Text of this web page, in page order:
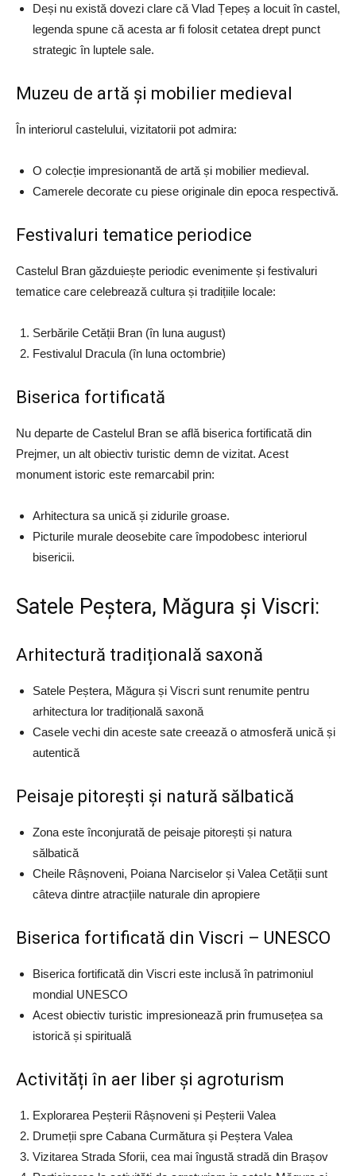
Deși nu există dovezi clare că Vlad Țepeș a locuit în castel,
legenda spune că acesta ar fi folosit cetatea drept punct
strategic în luptele sale.
Muzeu de artă și mobilier medieval
În interiorul castelului, vizitatorii pot admira:
O colecție impresionantă de artă și mobilier medieval.
Camerele decorate cu piese originale din epoca respectivă.
Festivaluri tematice periodice
Castelul Bran găzduiește periodic evenimente și festivaluri
tematice care celebrează cultura și tradițiile locale:
Serbările Cetății Bran (în luna august)
Festivalul Dracula (în luna octombrie)
Biserica fortificată
Nu departe de Castelul Bran se află biserica fortificată din
Prejmer, un alt obiectiv turistic demn de vizitat. Acest
monument istoric este remarcabil prin:
Arhitectura sa unică și zidurile groase.
Picturile murale deosebite care împodobesc interiorul
bisericii.
Satele Peștera, Măgura și Viscri:
Arhitectură tradițională saxonă
Satele Peștera, Măgura și Viscri sunt renumite pentru
arhitectura lor tradițională saxonă
Casele vechi din aceste sate creează o atmosferă unică și
autentică
Peisaje pitorești și natură sălbatică
Zona este înconjurată de peisaje pitorești și natura
sălbatică
Cheile Râșnoveni, Poiana Narciselor și Valea Cetății sunt
câteva dintre atracțiile naturale din apropiere
Biserica fortificată din Viscri – UNESCO
Biserica fortificată din Viscri este inclusă în patrimoniul
mondial UNESCO
Acest obiectiv turistic impresionează prin frumusețea sa
istorică și spirituală
Activități în aer liber și agroturism
Explorarea Peșterii Râșnoveni și Peșterii Valea
Drumeții spre Cabana Curmătura și Peștera Valea
Vizitarea Strada Sforii, cea mai îngustă stradă din Brașov